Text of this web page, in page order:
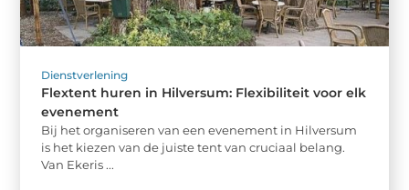
Dienstverlening
Flextent huren in Hilversum: Flexibiliteit voor elk
evenement
Bij het organiseren van een evenement in Hilversum
is het kiezen van de juiste tent van cruciaal belang.
Van Ekeris ...